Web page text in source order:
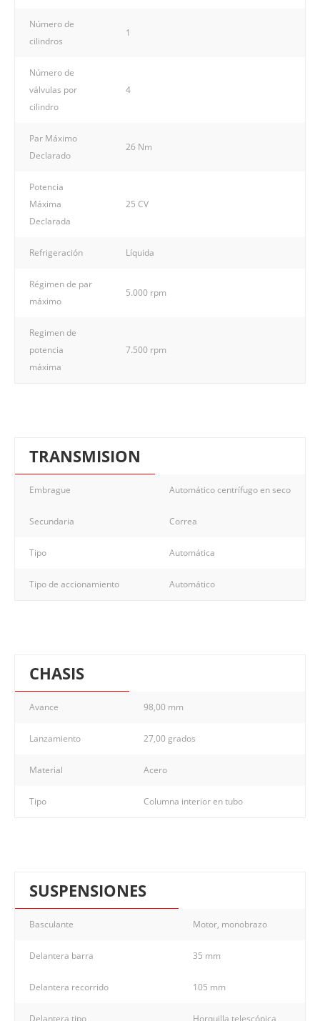
Número de
cilindros
1
Número de
válvulas por
cilindro
4
Par Máximo
Declarado
26 Nm
Potencia
Máxima
Declarada
25 CV
Refrigeración Líquida
Régimen de par
máximo
5.000 rpm
Regimen de
potencia
máxima
7.500 rpm
TRANSMISION
Embrague Automático centrífugo en seco
Secundaria Correa
Tipo Automática
Tipo de accionamiento Automático
CHASIS
Avance 98,00 mm
Lanzamiento 27,00 grados
Material Acero
Tipo Columna interior en tubo
SUSPENSIONES
Basculante Motor, monobrazo
Delantera barra 35 mm
Delantera recorrido 105 mm
Delantera tipo Horquilla telescópica